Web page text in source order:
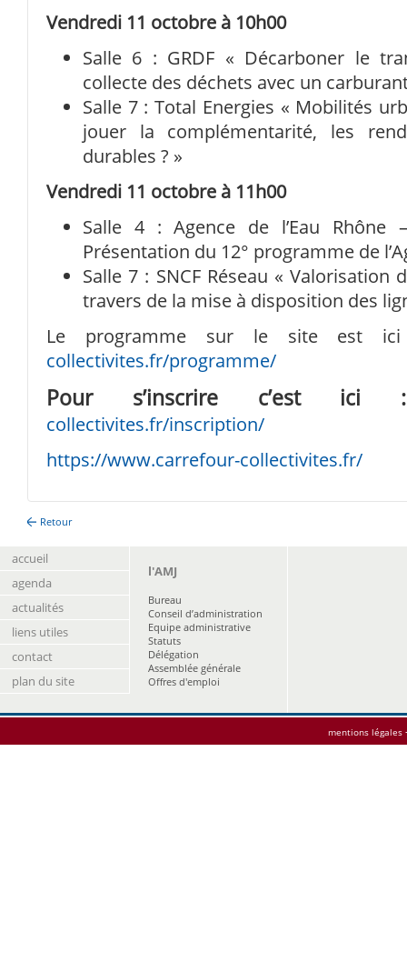
Vendredi 11 octobre à 10h00
Salle 6 : GRDF « Décarboner le
collecte des déchets avec un
Salle 7 : Total Energies « Mobilités
jouer la complémentarité, les
durables ? »
Vendredi 11 octobre à 11h00
Salle 4 : Agence de l’Eau Rhône
Présentation du 12° programme de
Salle 7 : SNCF Réseau «
travers de la mise à disposition des
Le programme sur le site est
collectivites.fr/programme/
Pour s’inscrire c’est ici :
collectivites.fr/inscription/
https://www.carrefour-collectivites.fr/
Retour
accueil
agenda
actualités
liens utiles
contact
plan du site
l'AMJ
Bureau
Conseil d’administration
Equipe administrative
Statuts
Délégation
Assemblée générale
Offres d'emploi
mentions légales